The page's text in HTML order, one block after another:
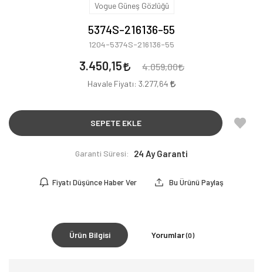
Vogue Güneş Gözlüğü
5374S-216136-55
1204-5374S-216136-55
3.450,15 4.059,00
Havale Fiyatı: 3.277,64
SEPETE EKLE
Garanti Süresi: 24 Ay Garanti
Fiyatı Düşünce Haber Ver Bu Ürünü Paylaş
Ürün Bilgisi Yorumlar(0)